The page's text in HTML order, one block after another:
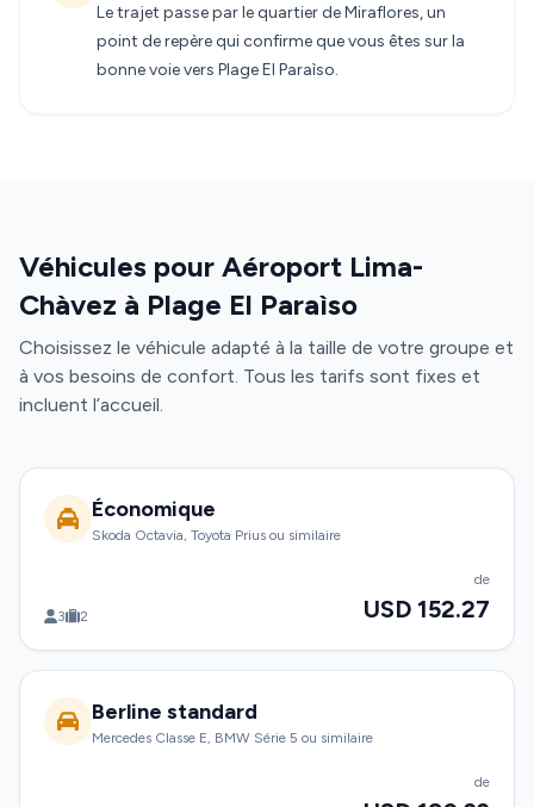
Le trajet passe par le quartier de Miraflores, un
point de repère qui confirme que vous êtes sur la
bonne voie vers Plage El Paraìso.
Véhicules pour Aéroport Lima-
Chàvez à Plage El Paraìso
Choisissez le véhicule adapté à la taille de votre groupe et
à vos besoins de confort. Tous les tarifs sont fixes et
incluent l’accueil.
Économique
Skoda Octavia, Toyota Prius ou similaire
3 2
de
USD 152.27
Berline standard
Mercedes Classe E, BMW Série 5 ou similaire
de